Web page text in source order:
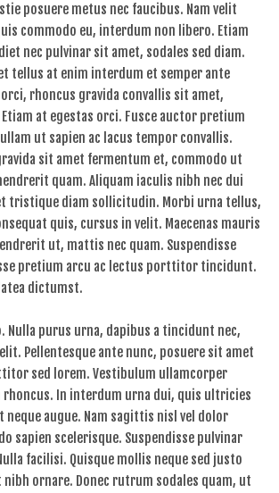
posuere metus nec faucibus. Nam velit
commodo eu, interdum non libero. Etiam
nec pulvinar sit amet, sodales sed diam.
tellus at enim interdum et semper ante
rhoncus gravida convallis sit amet,
at egestas orci. Fusce auctor pretium
ut sapien ac lacus tempor convallis.
sit amet fermentum et, commodo ut
quam. Aliquam iaculis nibh nec dui
tristique diam sollicitudin. Morbi urna tellus,
quis, cursus in velit. Maecenas mauris
ut, mattis nec quam. Suspendisse
pretium arcu ac lectus porttitor tincidunt.
dictumst.
Nulla purus urna, dapibus a tincidunt nec,
Pellentesque ante nunc, posuere sit amet
sed lorem. Vestibulum ullamcorper
In interdum urna dui, quis ultricies
neque augue. Nam sagittis nisl vel dolor
sapien scelerisque. Suspendisse pulvinar
facilisi. Quisque mollis neque sed justo
ornare. Donec rutrum sodales quam, ut